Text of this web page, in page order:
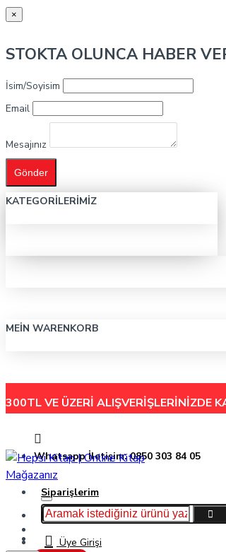
×
STOKTA OLUNCA HABER
İsim/Soyisim
Email
Mesajınız
Gönder
KATEGORILERIMIZ
MEIN WARENKORB
300TL VE ÜZERİ ALIŞVERİŞLERİNİZDE
Whatsapp İletişim: 0850 303 84 05
Siparişlerim
Hakkımızda
İletişimÜye Girişi